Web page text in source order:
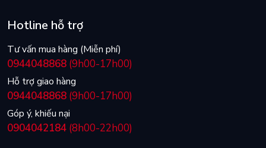
Hotline hỗ trợ
Tư vấn mua hàng (Miễn phí)
0944048868 (9h00-17h00)
Hỗ trợ giao hàng
0944048868 (9h00-17h00)
Góp ý, khiếu nại
0904042184 (8h00-22h00)